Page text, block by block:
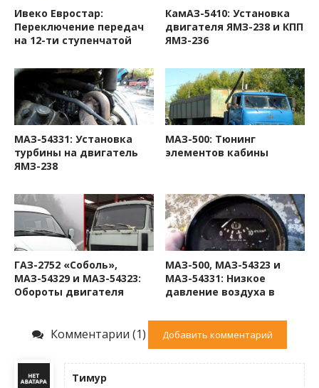
Ивеко Евростар:
Переключение передач
на 12-ти ступенчатой
КамАЗ-5410: Установка
двигателя ЯМЗ-238 и КПП
ЯМЗ-236
МАЗ-54331: Установка
турбины на двигатель
ЯМЗ-238
МАЗ-500: Тюнинг
элементов кабины
ГАЗ-2752 «Соболь»,
МАЗ-54329 и МАЗ-54323:
Обороты двигателя
МАЗ-500, МАЗ-54323 и
МАЗ-54331: Низкое
давление воздуха в
Комментарии (1) Добавить комментарий
Тимур